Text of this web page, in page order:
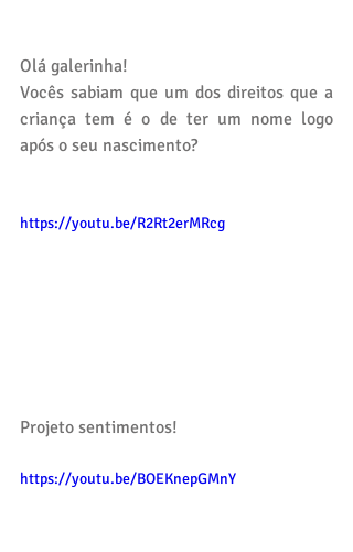
Olá galerinha!
Vocês sabiam que um dos direitos que a
criança tem é o de ter um nome logo
após o seu nascimento?
https://youtu.be/R2Rt2erMRcg
Projeto sentimentos!
https://youtu.be/BOEKnepGMnY